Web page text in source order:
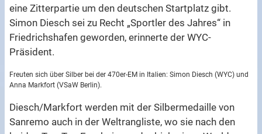
eine Zitterpartie um den deutschen Startplatz gibt.
Simon Diesch sei zu Recht „Sportler des Jahres“ in
Friedrichshafen geworden, erinnerte der WYC-
Präsident.
Freuten sich über Silber bei der 470er-EM in Italien: Simon Diesch (WYC) und
Anna Markfort (VSaW Berlin).
Diesch/Markfort werden mit der Silbermedaille von
Sanremo auch in der Weltrangliste, wo sie nach den